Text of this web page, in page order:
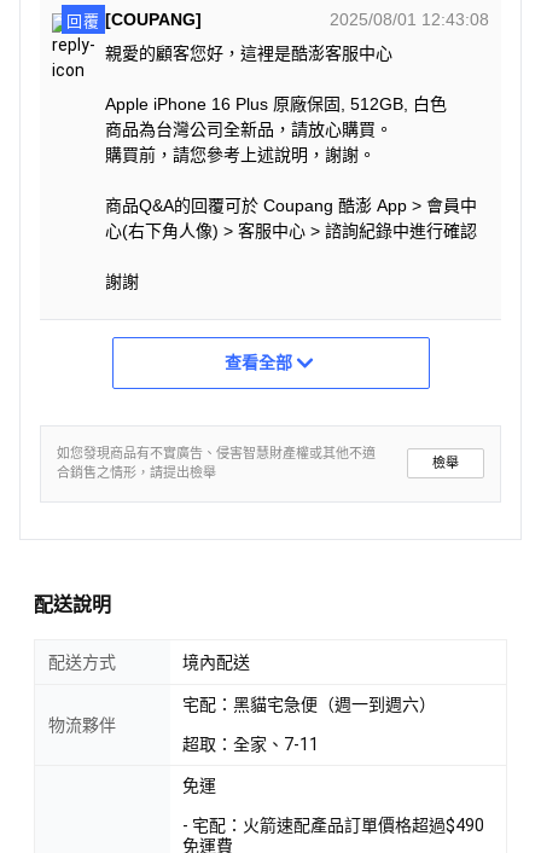
回覆 [COUPANG]
2025/08/01 12:43:08
親愛的顧客您好，這裡是酷澎客服中心
Apple iPhone 16 Plus 原廠保固, 512GB, 白色
商品為台灣公司全新品，請放心購買。
購買前，請您參考上述說明，謝謝。
商品Q&A的回覆可於 Coupang 酷澎 App > 會員中
心(右下角人像) > 客服中心 > 諮詢紀錄中進行確認
謝謝
查看全部
如您發現商品有不實廣告、侵害智慧財產權或其他不適
合銷售之情形，請提出檢舉
檢舉
配送說明
配送方式 境內配送
物流夥伴
宅配：黑貓宅急便（週一到週六）
超取：全家、7-11
免運
- 宅配：火箭速配產品訂單價格超過$490
免運費